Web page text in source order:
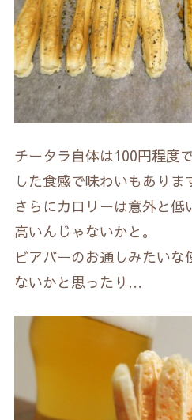
チータラ自体は100円程度
した食感で味わいもありま
さらにカロリーは意外と低
高いんじゃないかと。
ビアバーのお通しみたいな
ないかと思ったり…